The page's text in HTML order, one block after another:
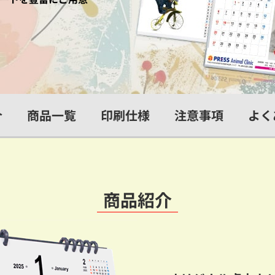
商品一覧 印刷仕様 注意事項 よ
商品紹介